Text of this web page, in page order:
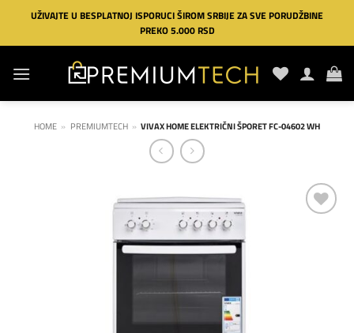
Preskoči
sadržaj
UŽIVAJTE U BESPLATNOJ ISPORUCI ŠIROM SRBIJE ZA SVE PORUDŽBINE
PREKO 5.000 RSD
HOME » PREMIUMTECH » VIVAX HOME ELEKTRIČNI ŠPORET FC-04602 WH